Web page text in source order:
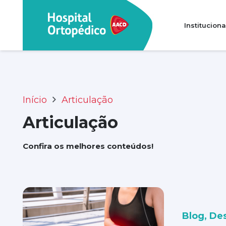
Início Articulação
Articulação
Confira os melhores conteúdos!
Blog,